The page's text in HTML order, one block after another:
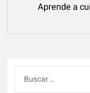
Aprende a